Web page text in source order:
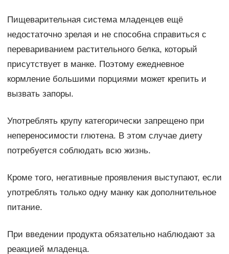
Пищеварительная система младенцев ещё
недостаточно зрелая и не способна справиться с
перевариванием растительного белка, который
присутствует в манке. Поэтому ежедневное
кормление большими порциями может крепить и
вызвать запоры.
Употреблять крупу категорически запрещено при
непереносимости глютена. В этом случае диету
потребуется соблюдать всю жизнь.
Кроме того, негативные проявления выступают, если
употреблять только одну манку как дополнительное
питание.
При введении продукта обязательно наблюдают за
реакцией младенца.